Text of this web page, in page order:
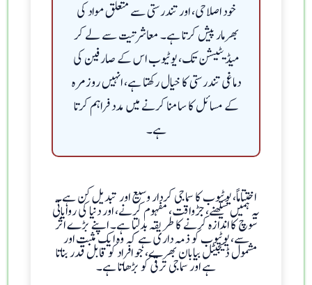
خود اصلاحی، اور تندرستی سے متعلق مواد کی
بھرمار پیش کرتا ہے۔ معاشرتیت سے لے کر
میڈیٹیشن تک، یوٹیوب اس کے صارفین کی
دماغی تندرستی کا خیال رکھتا ہے، انہیں روزمرہ
کے مسائل کا سامنا کرنے میں مدد فراہم کرتا
ہے۔
اختتاماً، یوٹیوب کا سماجی کردار وسیع اور تبدیل کن ہے۔
یہ ہمیں سیکھنے، جڑواقت، مفہوم کرنے، اور دنیا کی روایاتی
سوچ کا اندازہ کرنے کا طریقہ بدلتا ہے۔ اپنے بڑے اثر
سے، یوٹیوب کو ذمہ داری ہے کہ وہ ایک مثبت اور
مشمول ڈیجیٹل بیابان بھرے، جو افراد کو قابل قدر بناتا
ہے اور سماجی ترقی کو بڑھاتا ہے۔